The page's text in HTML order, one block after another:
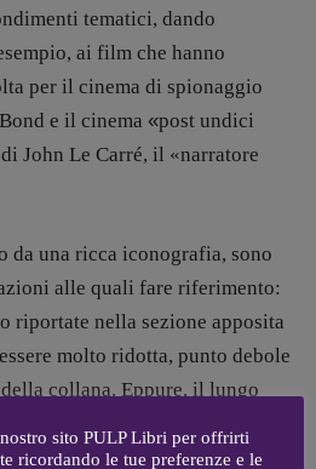
com]
kids e social
tematici, dando
ai film che hanno
per il cinema di spionaggio
e il cinema «post undici
John Le Carré, il «narratore
da una ricca iconografia, sono
alle quali fare riferimento:
riportate nella sezione apposita
molto ridotta, punto debole
collana. Eppure, il lungo
una narrazione accattivante
sito PULP Libri per offrirti
ricordando le tue preferenze e le